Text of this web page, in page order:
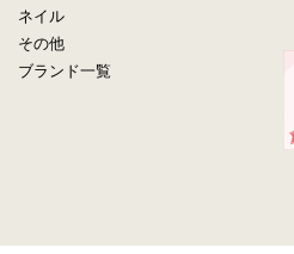
ネイル
その他
ブランド一覧